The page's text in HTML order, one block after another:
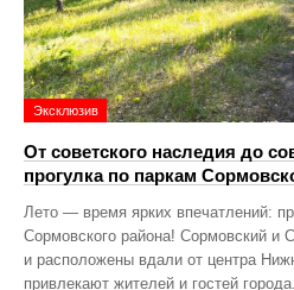
Эксклюзив
От советского наследия до
прогулка по паркам
Лето — время ярких впечатлений:
Сормовского района! Сормовский и
и расположены вдали от центра
привлекают жителей и гостей